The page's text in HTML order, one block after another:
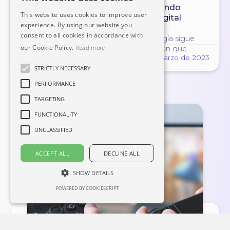
tecnología educativa (EdTech) dando
forma al futuro del aprendizaje digital
El campo de la EdTech está creciendo
rápidamente a medida que la tecnología sigue
avanzando y transformando la forma en que
aprendemos. Como resultado, están surgiendo
muchas profesiones nuevas y apasionantes, que
crean un abanico de oportunidades para las
personas con las habilidades y los …
24 de Marzo de 2023
This website uses cookies to improve user
experience. By using our website you
consent to all cookies in accordance with
our Cookie Policy. Read more
STRICTLY NECESSARY
PERFORMANCE
TARGETING
FUNCTIONALITY
UNCLASSIFIED
ACCEPT ALL DECLINE ALL
SHOW DETAILS
POWERED BY COOKIESCRIPT